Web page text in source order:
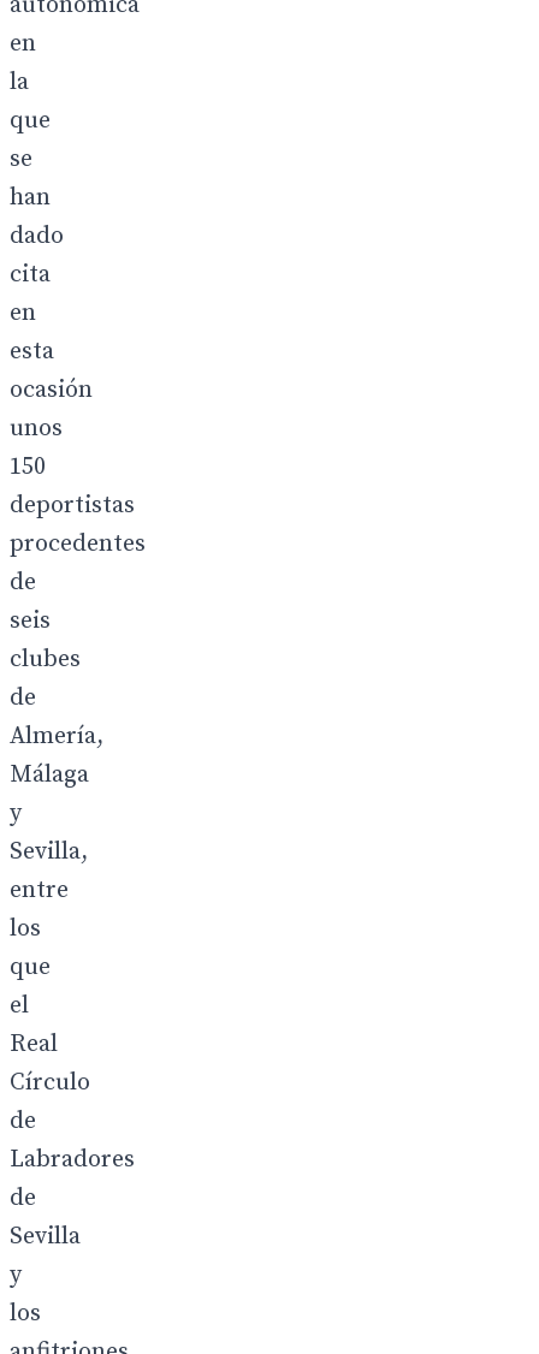
en
la
que
se
han
dado
cita
en
esta
ocasión
unos
150
deportistas
procedentes
de
seis
clubes
de
Almería,
Málaga
y
Sevilla,
entre
los
que
el
Real
Círculo
de
Labradores
de
Sevilla
y
los